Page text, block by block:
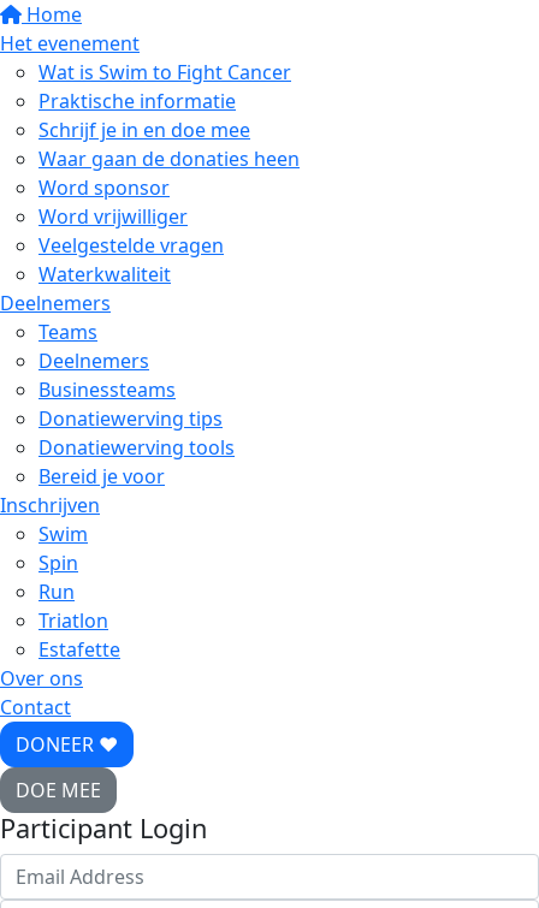
Home
Het evenement
Wat is Swim to Fight Cancer
Praktische informatie
Schrijf je in en doe mee
Waar gaan de donaties heen
Word sponsor
Word vrijwilliger
Veelgestelde vragen
Waterkwaliteit
Deelnemers
Teams
Deelnemers
Businessteams
Donatiewerving tips
Donatiewerving tools
Bereid je voor
Inschrijven
Swim
Spin
Run
Triatlon
Estafette
Over ons
Contact
DONEER ♥
DOE MEE
Participant Login